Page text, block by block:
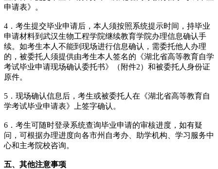
申请表》。
4．考生提交毕业申请后，本人须按照系统提示时间，持毕业
申请材料到武汉生物工程学院继续教育学院办理信息确认手
续。如考生本人不能到现场进行信息确认，需委托他人办理
的，被委托人须提供由考生本人签名的《湖北省高等教育自学
考试毕业申请现场确认委托书》（附件2）和被委托人身份证
原件。
5．现场确认信息后，考生或被委托人在《湖北省高等教育自
学考试毕业申请表》上签字确认。
6．考生可随时登录系统查询毕业申请的审核进度，如有疑
问，可根据办理进度向各市州自考办、助学机构、学习服务中
心和主考院校咨询。
五、其他注意事项